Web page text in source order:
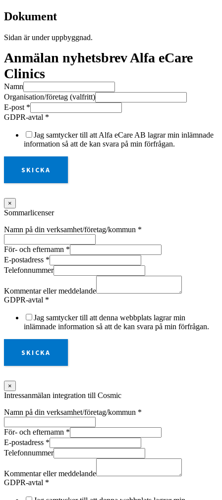
Dokument
Sidan är under uppbyggnad.
Anmälan nyhetsbrev Alfa eCare
Clinics
Namn
Organisation/företag (valfritt)
E-post *
GDPR-avtal *
Jag samtycker till att Alfa eCare AB lagrar min inlämnade
information så att de kan svara på min förfrågan.
SKICKA
×
Sommarlicenser
Namn på din verksamhet/företag/kommun *
För- och efternamn *
E-postadress *
Telefonnummer
Kommentar eller meddelande
GDPR-avtal *
Jag samtycker till att denna webbplats lagrar min
inlämnade information så att de kan svara på min förfrågan.
SKICKA
×
Intressanmälan integration till Cosmic
Namn på din verksamhet/företag/kommun *
För- och efternamn *
E-postadress *
Telefonnummer
Kommentar eller meddelande
GDPR-avtal *